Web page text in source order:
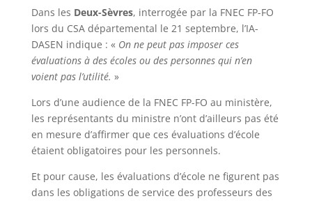
Dans les Deux-Sèvres, interrogée par la FNEC FP-FO
lors du CSA départemental le 21 septembre, l’IA-
DASEN indique : « On ne peut pas imposer ces
évaluations à des écoles ou des personnes qui n’en
voient pas l’utilité. »
Lors d’une audience de la FNEC FP-FO au ministère,
les représentants du ministre n’ont d’ailleurs pas été
en mesure d’affirmer que ces évaluations d’école
étaient obligatoires pour les personnels.
Et pour cause, les évaluations d’école ne figurent pas
dans les obligations de service des professeurs des